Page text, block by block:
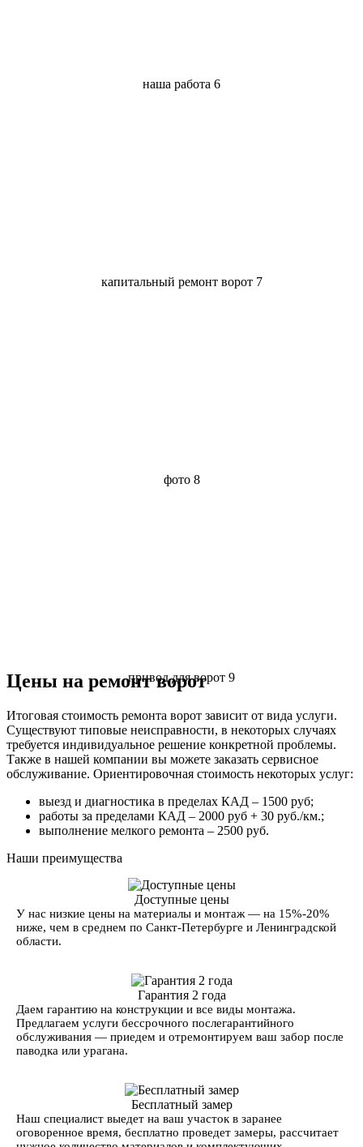
наша работа 6
капитальный ремонт ворот 7
фото 8
привод для ворот 9
Цены на ремонт ворот
Итоговая стоимость ремонта ворот зависит от вида услуги.
Существуют типовые неисправности, в некоторых случаях
требуется индивидуальное решение конкретной проблемы.
Также в нашей компании вы можете заказать сервисное
обслуживание. Ориентировочная стоимость некоторых услуг:
выезд и диагностика в пределах КАД – 1500 руб;
работы за пределами КАД – 2000 руб + 30 руб./км.;
выполнение мелкого ремонта – 2500 руб.
Наши преимущества
Доступные цены
У нас низкие цены на материалы и монтаж — на 15%-20%
ниже, чем в среднем по Санкт-Петербурге и Ленинградской
области.
Гарантия 2 года
Даем гарантию на конструкции и все виды монтажа.
Предлагаем услуги бессрочного послегарантийного
обслуживания — приедем и отремонтируем ваш забор после
паводка или урагана.
Бесплатный замер
Наш специалист выедет на ваш участок в заранее
оговоренное время, бесплатно проведет замеры, рассчитает